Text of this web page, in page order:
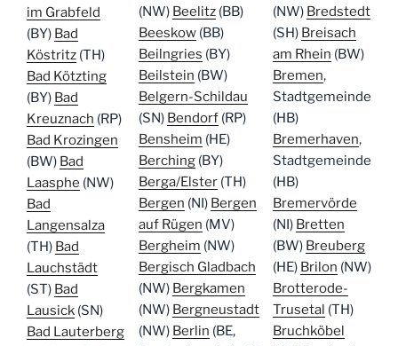
im Grabfeld
(BY) Bad
Köstritz (TH)
Bad Kötzting
(BY) Bad
Kreuznach (RP)
Bad Krozingen
(BW) Bad
Laasphe (NW)
Bad
Langensalza
(TH) Bad
Lauchstädt
(ST) Bad
Lausick (SN)
Bad Lauterberg
(NW) Beelitz(BB)
Beeskow(BB)
Beilngries (BY)
Beilstein (BW)
Belgern-Schildau
(SN) Bendorf(RP)
Bensheim (HE)
Berching(BY)
Berga/Elster(TH)
Bergen (NI) Bergen
auf Rügen (MV)
Bergheim (NW)
Bergisch Gladbach
(NW) Bergkamen
(NW) Bergneustadt
(NW) Berlin (BE,
(NW) Bredstedt
(SH) Breisach
am Rhein (BW)
Bremen,
Stadtgemeinde
(HB)
Bremerhaven,
Stadtgemeinde
(HB)
Bremervörde
(NI) Bretten
(BW) Breuberg
(HE) Brilon (NW)
Brotterode-
Trusetal (TH)
Bruchköbel